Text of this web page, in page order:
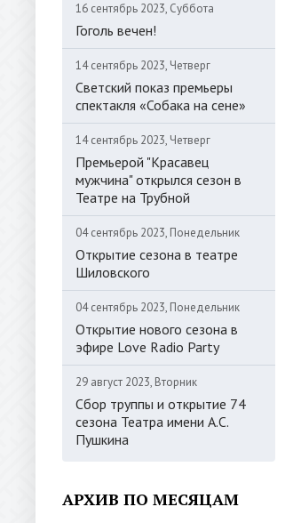
16 сентябрь 2023, Суббота
Гоголь вечен!
14 сентябрь 2023, Четверг
Светский показ премьеры
спектакля «Собака на сене»
14 сентябрь 2023, Четверг
Премьерой "Красавец
мужчина" открылся сезон в
Театре на Трубной
04 сентябрь 2023, Понедельник
Открытие сезона в театре
Шиловского
04 сентябрь 2023, Понедельник
Открытие нового сезона в
эфире Love Radio Party
29 август 2023, Вторник
Сбор труппы и открытие 74
сезона Театра имени А.С.
Пушкина
АРХИВ ПО МЕСЯЦАМ